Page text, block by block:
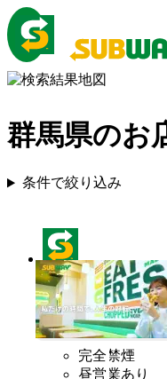
群馬県のお
条件で絞り込み
サブウェイ 前橋け
営業終了
完全禁煙
昼営業あり